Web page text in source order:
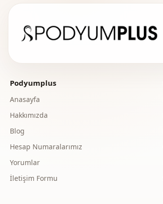
Podyumplus
Anasayfa
Hakkımızda
Blog
Hesap Numaralarımız
Yorumlar
İletişim Formu